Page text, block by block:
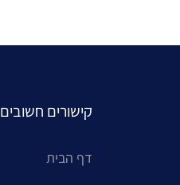
קישורים חשובים
דף הבית